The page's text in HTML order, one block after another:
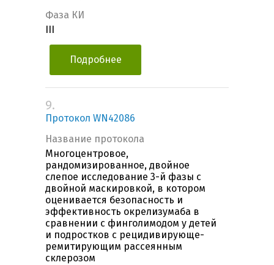
Фаза КИ
Подробнее
9.
Протокол WN42086
Название протокола
Многоцентровое,
рандомизированное, двойное
слепое исследование 3-й фазы с
двойной маскировкой, в котором
оценивается безопасность и
эффективность окрелизумаба в
сравнении с финголимодом у детей
и подростков с рецидивирующе-
ремитирующим рассеянным
склерозом